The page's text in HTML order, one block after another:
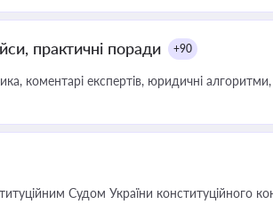
практичні поради +90
коментарі експертів, юридичні
Судом України конституційного